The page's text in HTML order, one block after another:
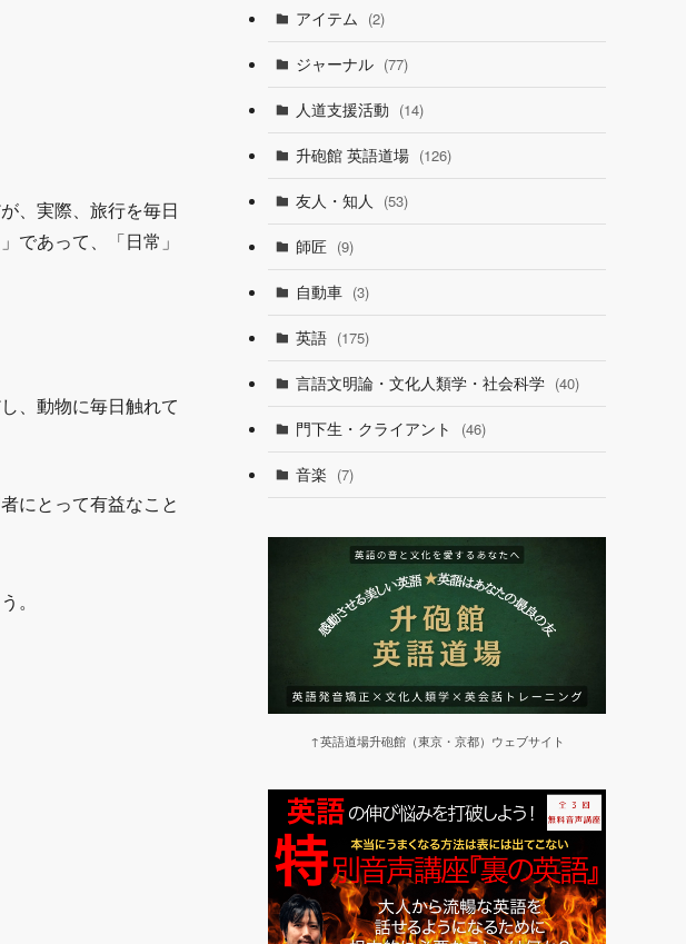
、実際、旅行を毎日
であって、「日常」
、動物に毎日触れて
にとって有益なこと
。
アイテム (2)
ジャーナル (77)
人道支援活動 (14)
升砲館 英語道場 (126)
友人・知人 (53)
師匠 (9)
自動車 (3)
英語 (175)
言語文明論・文化人類学・社会科学 (40)
門下生・クライアント (46)
音楽 (7)
↑英語道場升砲館（東京・京都）ウェブサイト